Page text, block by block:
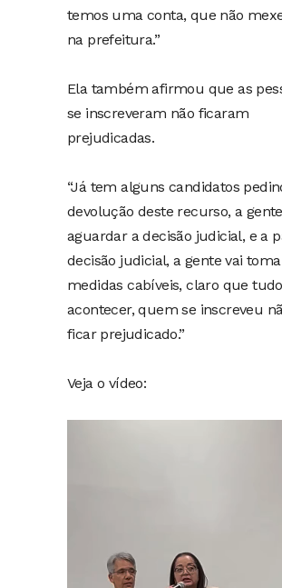
temos uma conta, que não
na prefeitura.”
Ela também afirmou que as
se inscreveram não ficaram
prejudicadas.
“Já tem alguns candidatos
devolução deste recurso, a
aguardar a decisão judicial, e a
decisão judicial, a gente vai
medidas cabíveis, claro que
acontecer, quem se inscreveu
ficar prejudicado.”
Veja o vídeo: